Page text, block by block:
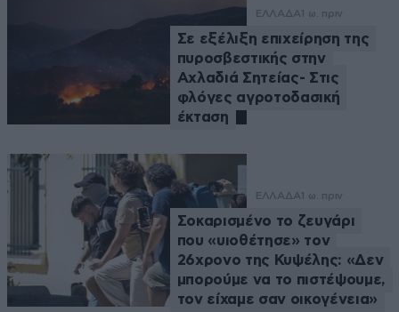
ΕΛΛΑΔΑ 1 ω. πριν
Σε εξέλιξη επιχείρηση της
πυροσβεστικής στην
Αχλαδιά Σητείας- Στις
φλόγες αγροτοδασική
έκταση
ΕΛΛΑΔΑ 1 ω. πριν
Σοκαρισμένο το ζευγάρι
που «υιοθέτησε» τον
26χρονο της Κυψέλης: «Δεν
μπορούμε να το πιστέψουμε,
τον είχαμε σαν οικογένεια»